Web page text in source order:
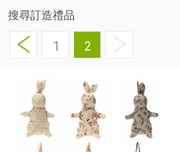
搜尋訂造禮品
1 2